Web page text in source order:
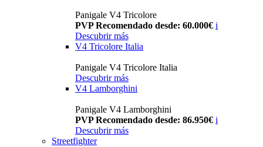
Panigale V4 Tricolore
PVP Recomendado desde: 60.000€ i
Descubrir más
V4 Tricolore Italia
Panigale V4 Tricolore Italia
Descubrir más
V4 Lamborghini
Panigale V4 Lamborghini
PVP Recomendado desde: 86.950€ i
Descubrir más
Streetfighter